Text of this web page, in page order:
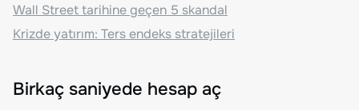
Wall Street tarihine geçen 5 skandal
Krizde yatırım: Ters endeks stratejileri
Birkaç saniyede hesap aç